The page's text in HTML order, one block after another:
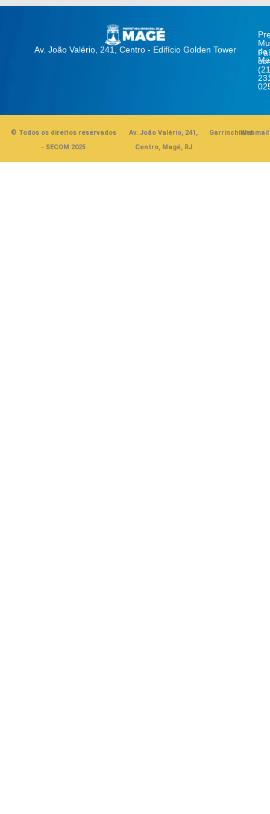
Av. João Valério, 241, Centro - Edifício Golden Tower
de
© Todos os direitos reservados
- SECOM 2025
Av. João Valério, 241,
Centro, Magé, RJ
GarrinchinhaWebmail